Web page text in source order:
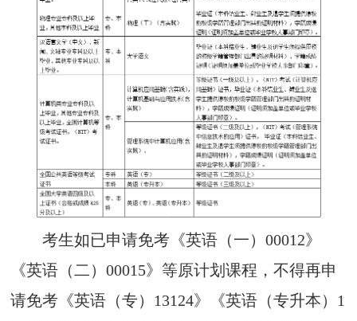
考生如已申请免考《英语（一）00012》
《英语（二）00015》等原计划课程，不得再申
请免考《英语（专） 13124》《英语（专升本） 1